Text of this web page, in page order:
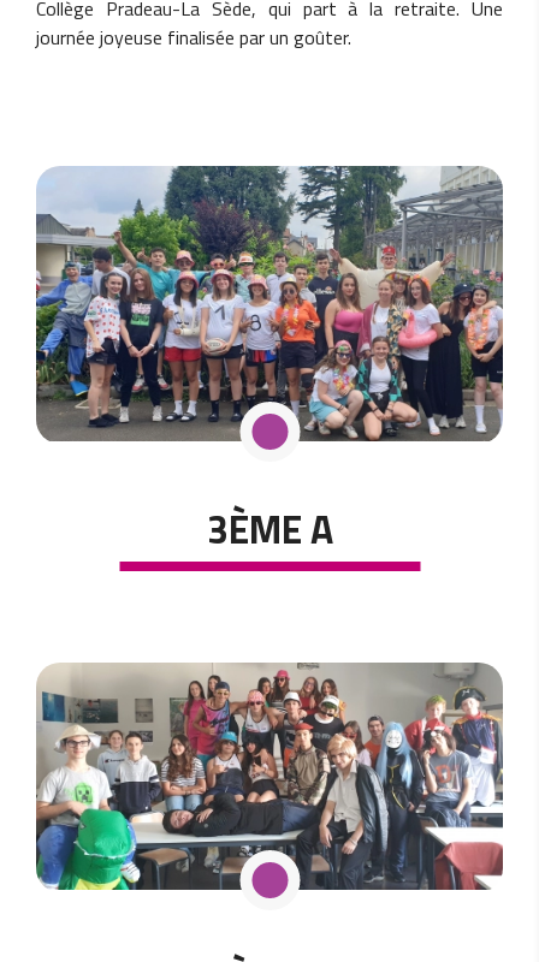
Collège Pradeau-La Sède, qui part à la retraite. Une
journée joyeuse finalisée par un goûter.
3ÈME A